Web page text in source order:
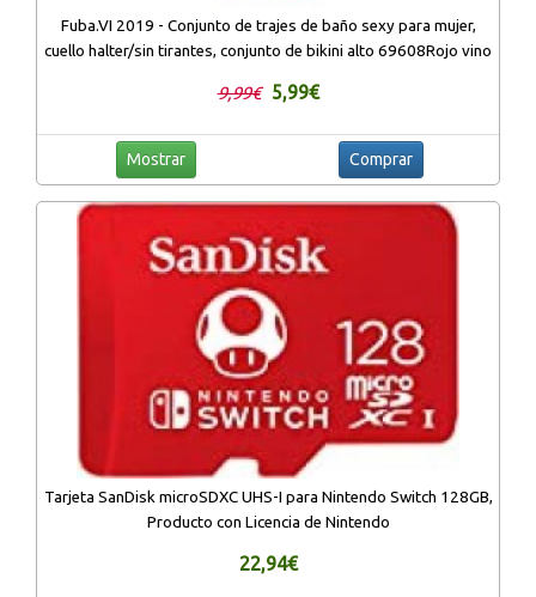
Fuba.VI 2019 - Conjunto de trajes de baño sexy para mujer,
cuello halter/sin tirantes, conjunto de bikini alto 69608Rojo vino
9,99€ 5,99€
Mostrar Comprar
Tarjeta SanDisk microSDXC UHS-I para Nintendo Switch 128GB,
Producto con Licencia de Nintendo
22,94€